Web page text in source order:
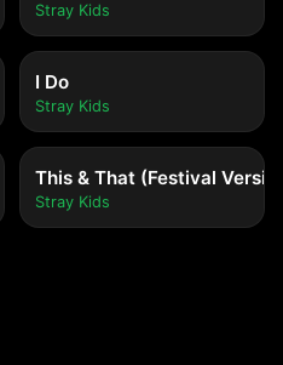
Stray Kids
I Do
Stray Kids
This & That (Festival
Stray Kids